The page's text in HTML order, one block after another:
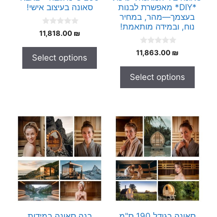
*DIY* מאפשרת לבנות
בעצמך—מהר, במחיר
נוח, ובמידה מותאמת!
0
o
o
5
11,863.00 ₪
Select options
סאונה בעיצוב אישי!
0
o
o
5
11,818.00 ₪
Select options